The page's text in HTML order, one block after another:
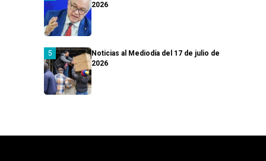
2026
Noticias al Mediodía del 17 de julio de
2026